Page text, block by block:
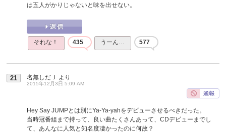
は五人がかりじゃないと味を出せない。
それな！ 435 うーん… 577
21 名無しだＪ より
2015年12月3日 5:09 AM
Hey Say JUMPとは別にYa-Ya-yahをデビューさせるべきだった。
当時冠番組まで持って、良い曲たくさんあって、CDデビューまでし
て、あんなに人気と知名度凄かったのに何故？